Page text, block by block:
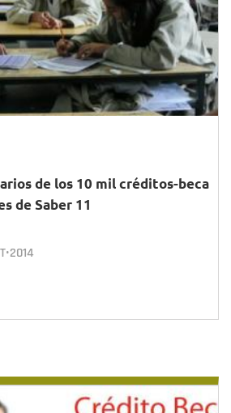
de los 10 mil créditos-beca
de Saber 11